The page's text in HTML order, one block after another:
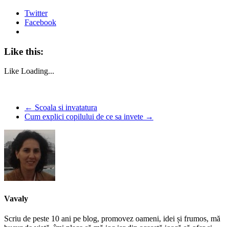
Twitter
Facebook
Like this:
Like Loading...
← Scoala si invatatura
Cum explici copilului de ce sa invete →
Vavaly
Scriu de peste 10 ani pe blog, promovez oameni, idei și frumos, mă